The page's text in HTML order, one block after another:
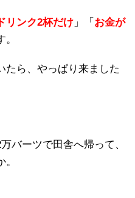
リンク2杯だけ 」「 お金が
たら、やっぱり来ました
バーツで田舎へ帰って、